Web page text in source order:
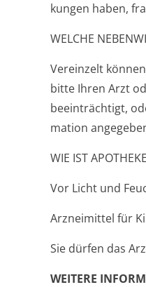
kungen haben,
WELCHE
Vereinzelt
bitte Ihren Arzt
beeinträchtigt,
mation
WIE IST
Vor Licht und
Arzneimittel für
Sie dürfen das
WEITERE